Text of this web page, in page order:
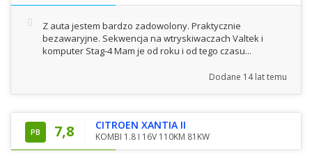
Z auta jestem bardzo zadowolony. Praktycznie
bezawaryjne. Sekwencja na wtryskiwaczach Valtek i
komputer Stag-4 Mam je od roku i od tego czasu...
Dodane 14 lat temu
PB 7,8 CITROEN XANTIA II
KOMBI 1.8 I 16V 110KM 81KW